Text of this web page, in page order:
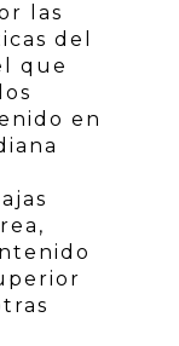
las
del
que
en